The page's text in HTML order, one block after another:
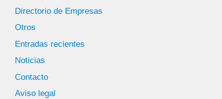
Directorio de Empresas
Otros
Entradas recientes
Noticias
Contacto
Aviso legal